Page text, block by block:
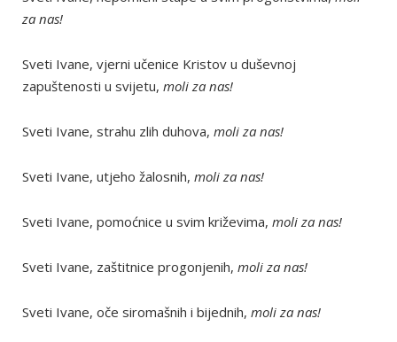
za nas!
Sveti Ivane, vjerni učenice Kristov u duševnoj
zapuštenosti u svijetu, moli za nas!
Sveti Ivane, strahu zlih duhova, moli za nas!
Sveti Ivane, utjeho žalosnih, moli za nas!
Sveti Ivane, pomoćnice u svim križevima, moli za nas!
Sveti Ivane, zaštitnice progonjenih, moli za nas!
Sveti Ivane, oče siromašnih i bijednih, moli za nas!